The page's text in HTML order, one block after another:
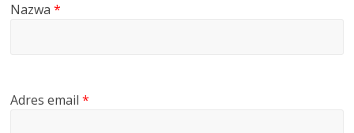
Nazwa*
Adres email*